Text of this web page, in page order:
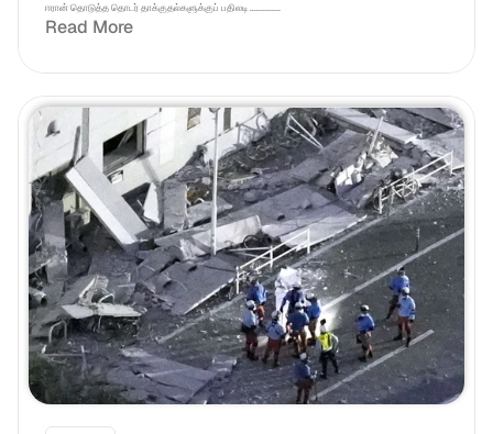
ஈரான் தொடுத்த தொடர் தாக்குதல்களுக்குப் பதிலடி ..............
Read More